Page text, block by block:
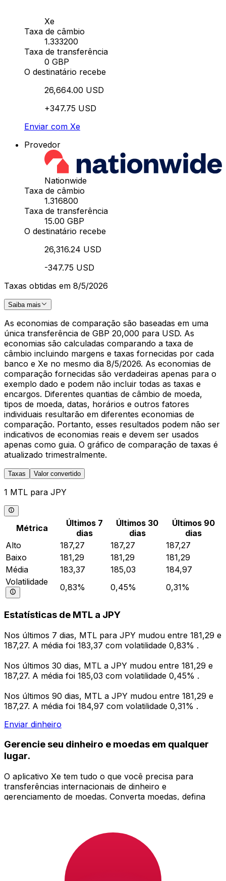
Xe
Taxa de câmbio
1.333200
Taxa de transferência
0 GBP
O destinatário recebe
26,664.00 USD
+347.75 USD
Enviar com Xe
Provedor
Nationwide
Taxa de câmbio
1.316800
Taxa de transferência
15.00 GBP
O destinatário recebe
26,316.24 USD
-347.75 USD
Taxas obtidas em 8/5/2026
Saiba mais
As economias de comparação são baseadas em uma
única transferência de GBP 20,000 para USD. As
economias são calculadas comparando a taxa de
câmbio incluindo margens e taxas fornecidas por cada
banco e Xe no mesmo dia 8/5/2026. As economias de
comparação fornecidas são verdadeiras apenas para o
exemplo dado e podem não incluir todas as taxas e
encargos. Diferentes quantias de câmbio de moeda,
tipos de moeda, datas, horários e outros fatores
individuais resultarão em diferentes economias de
comparação. Portanto, esses resultados podem não ser
indicativos de economias reais e devem ser usados
apenas como guia. O gráfico de comparação de taxas é
atualizado trimestralmente.
Taxas Valor convertido
1 MTL para JPY
Métrica
Últimos 7
dias
Últimos 30
dias
Últimos 90
dias
Alto
187,27 187,27
187,27
Baixo
181,29 181,29
181,29
Média
183,37 185,03
184,97
Volatilidade
0,83% 0,45% 0,31%
Estatísticas de MTL a JPY
Nos últimos 7 dias, MTL para JPY mudou entre 181,29 e
187,27. A média foi 183,37 com volatilidade 0,83% .
Nos últimos 30 dias, MTL a JPY mudou entre 181,29 e
187,27. A média foi 185,03 com volatilidade 0,45% .
Nos últimos 90 dias, MTL a JPY mudou entre 181,29 e
187,27. A média foi 184,97 com volatilidade 0,31% .
Enviar dinheiro
Gerencie seu dinheiro e moedas em qualquer
lugar.
O aplicativo Xe tem tudo o que você precisa para
transferências internacionais de dinheiro e
gerenciamento de moedas. Converta moedas, defina